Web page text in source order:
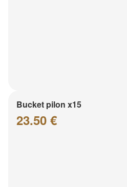
Bucket pilon x15
23.50 €